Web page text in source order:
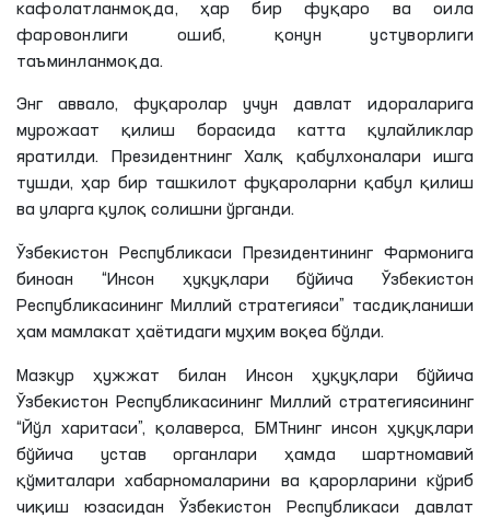
кафолатланмоқда, ҳар бир фуқаро ва оила
фаровонлиги ошиб, қонун устуворлиги
таъминланмоқда.
Энг аввало, фуқаролар учун давлат идораларига
мурожаат қилиш борасида катта қулайликлар
яратилди. Президентнинг Халқ қабулхоналари ишга
тушди, ҳар бир ташкилот фуқароларни қабул қилиш
ва уларга қулоқ солишни ўрганди.
Ўзбекистон Республикаси Президентининг Фармонига
биноан “Инсон ҳуқуқлари бўйича Ўзбекистон
Республикасининг Миллий стратегияси” тасдиқланиши
ҳам мамлакат ҳаётидаги муҳим воқеа бўлди.
Мазкур ҳужжат билан Инсон ҳуқуқлари бўйича
Ўзбекистон Республикасининг Миллий стратегиясининг
“Йўл харитаси”, қолаверса, БМТнинг инсон ҳуқуқлари
бўйича устав органлари ҳамда шартномавий
қўмиталари хабарномаларини ва қарорларини кўриб
чиқиш юзасидан Ўзбекистон Республикаси давлат